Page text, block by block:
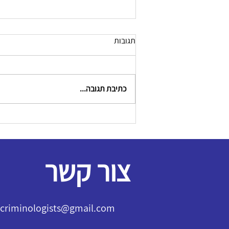
תגובות
כתיבת תגובה...
צור קשר